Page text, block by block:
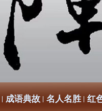
成语典故 名人名胜 红